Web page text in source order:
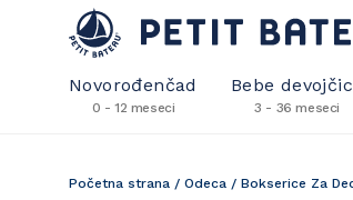
Novorođenčad
0 - 12 meseci
Bebe
3 - 36 meseci
Početna strana / Odeca / Bokserice Za